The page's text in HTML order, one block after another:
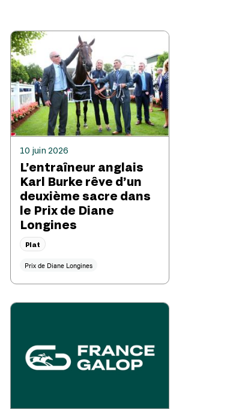
10 juin 2026
L’entraîneur anglais
Karl Burke rêve d’un
deuxième sacre dans
le Prix de Diane
Longines
Plat
Prix de Diane Longines